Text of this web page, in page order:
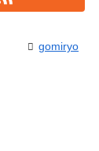
gomiryo